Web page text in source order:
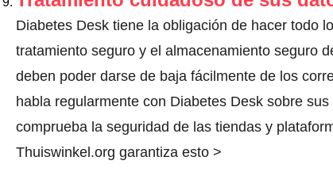
Diabetes Desk tiene la obligación de hacer todo
tratamiento seguro y el almacenamiento seguro
deben poder darse de baja fácilmente de los
habla regularmente con Diabetes Desk sobre
comprueba la seguridad de las tiendas y
Thuiswinkel.org garantiza esto >